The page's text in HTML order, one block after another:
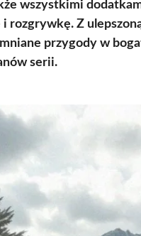
wszystkimi
i rozgrywkę. Z
przygody w
serii.